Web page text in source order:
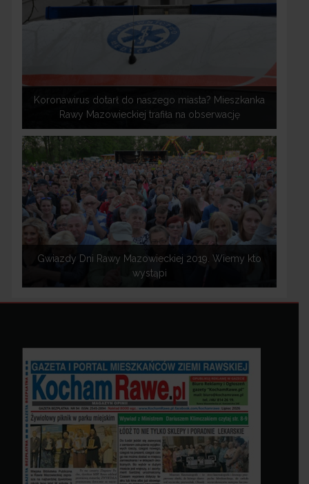
Koronawirus dotarł do naszego miasta? Mieszkanka
Rawy Mazowieckiej trafiła na obserwację
Gwiazdy Dni Rawy Mazowieckiej 2019. Wiemy kto
wystąpi